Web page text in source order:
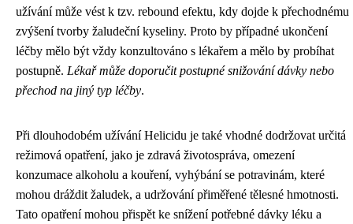
užívání může vést k tzv. rebound efektu, kdy dojde k přechodnému
zvýšení tvorby žaludeční kyseliny. Proto by případné ukončení
léčby mělo být vždy konzultováno s lékařem a mělo by probíhat
postupně. Lékař může doporučit postupné snižování dávky nebo
přechod na jiný typ léčby.
Při dlouhodobém užívání Helicidu je také vhodné dodržovat určitá
režimová opatření, jako je zdravá životospráva, omezení
konzumace alkoholu a kouření, vyhýbání se potravinám, které
mohou dráždit žaludek, a udržování přiměřené tělesné hmotnosti.
Tato opatření mohou přispět ke snížení potřebné dávky léku a